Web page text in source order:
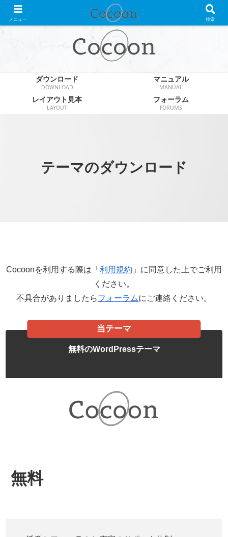
WordPress無料テーマ
ダウンロード
DOWNLOAD
マニュアル
MANUAL
レイアウト見本
LAYOUT
フォーラム
FORUMS
テーマのダウンロード
Cocoonを利用する際は「 利用規約 」に同意した上でご利用
ください。
不具合がありましたらフォーラムにご連絡ください。
当テーマ
無料のWordPressテーマ
無料
メニュー 検索